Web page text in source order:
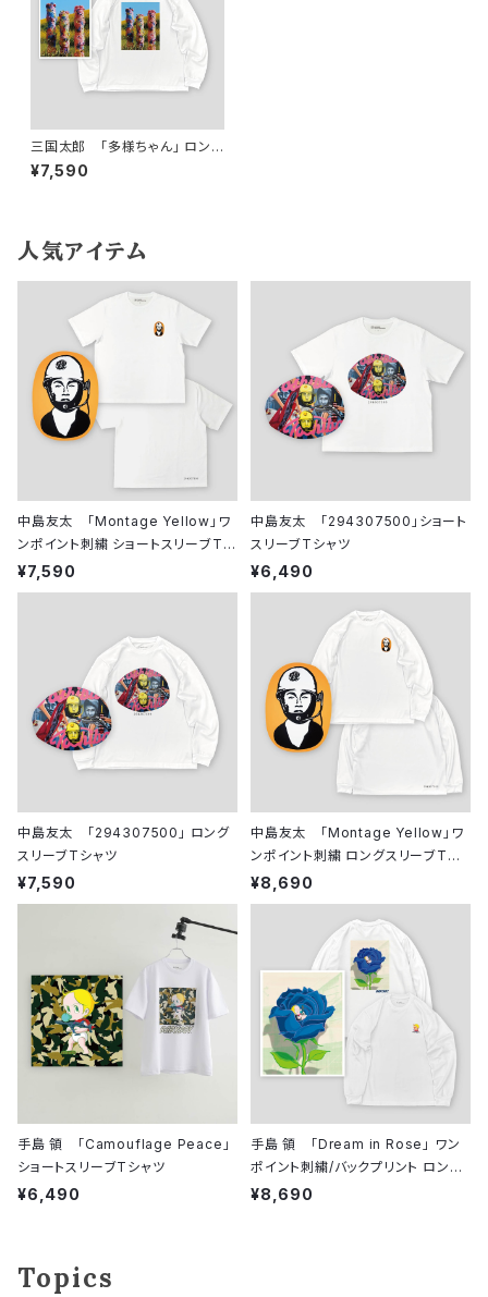
三国太郎 「多様ちゃん」 ロング
スリーブTシャツ
¥7,590
人気アイテム
中島友太 「Montage Yellow」ワ
ンポイント刺繍 ショートスリーブTシ
ャツ
¥7,590
中島友太 「294307500」ショート
スリーブTシャツ
¥6,490
中島友太 「294307500」 ロング
スリーブTシャツ
¥7,590
中島友太 「Montage Yellow」ワ
ンポイント刺繍 ロングスリーブTシ
ャツ
¥8,690
手島 領 「Camouflage Peace」
ショートスリーブTシャツ
¥6,490
手島 領 「Dream in Rose」 ワン
ポイント刺繍/バックプリント ロング
スリーブシャツ
¥8,690
Topics